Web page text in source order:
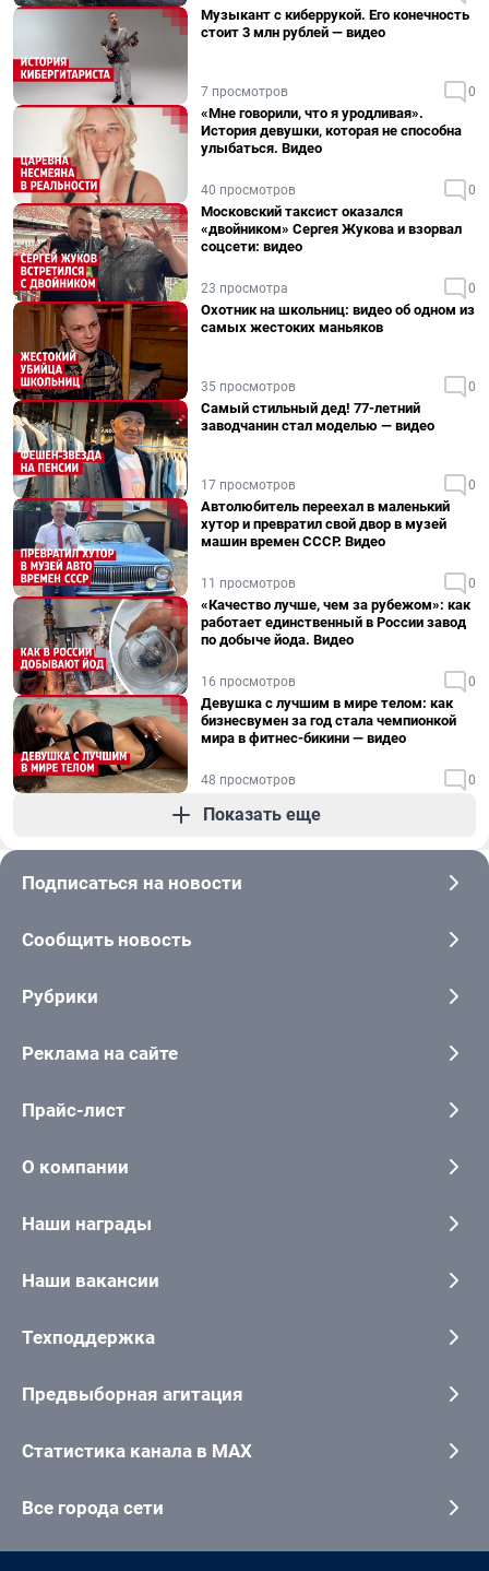
Музыкант с киберрукой. Его конечность
стоит 3 млн рублей — видео
7 просмотров 0
«Мне говорили, что я уродливая».
История девушки, которая не способна
улыбаться. Видео
40 просмотров 0
Московский таксист оказался
«двойником» Сергея Жукова и взорвал
соцсети: видео
23 просмотра 0
Охотник на школьниц: видео об одном из
самых жестоких маньяков
35 просмотров 0
Самый стильный дед! 77-летний
заводчанин стал моделью — видео
17 просмотров 0
Автолюбитель переехал в маленький
хутор и превратил свой двор в музей
машин времен СССР. Видео
11 просмотров 0
«Качество лучше, чем за рубежом»: как
работает единственный в России завод
по добыче йода. Видео
16 просмотров 0
Девушка с лучшим в мире телом: как
бизнесвумен за год стала чемпионкой
мира в фитнес-бикини — видео
48 просмотров 0
Показать еще
Подписаться на новости
Сообщить новость
Рубрики
Реклама на сайте
Прайс-лист
О компании
Наши награды
Наши вакансии
Техподдержка
Предвыборная агитация
Статистика канала в MAX
Все города сети